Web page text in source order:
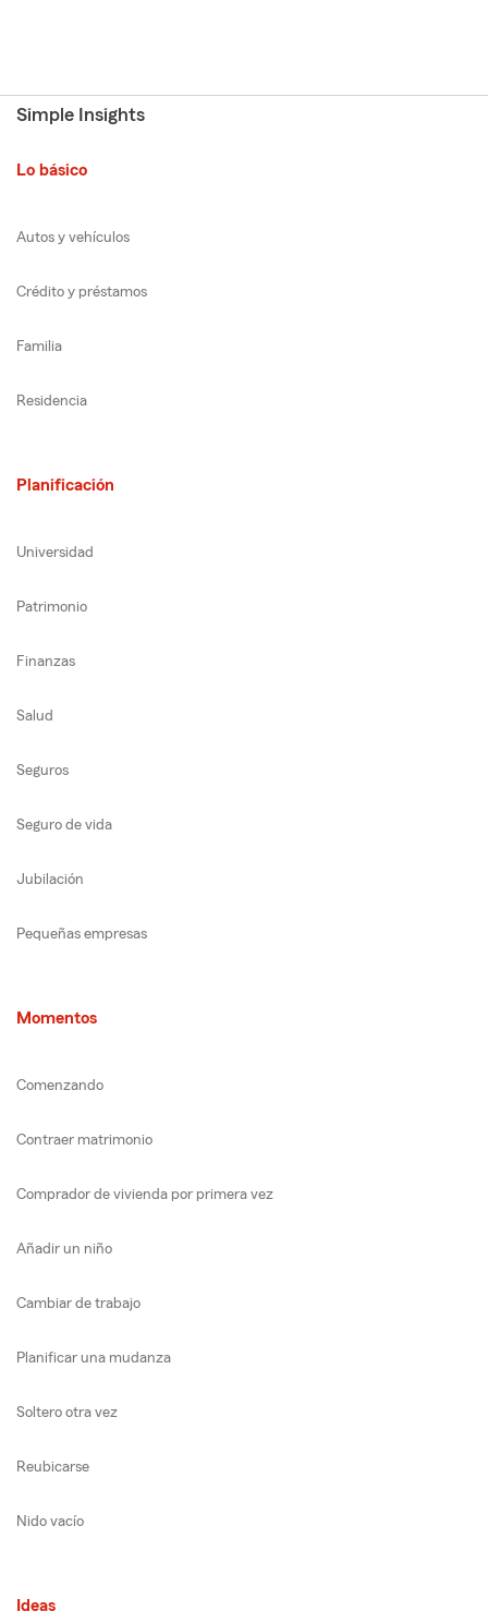
Simple Insights
Lo básico
Autos y vehículos
Crédito y préstamos
Familia
Residencia
Planificación
Universidad
Patrimonio
Finanzas
Salud
Seguros
Seguro de vida
Jubilación
Pequeñas empresas
Momentos
Comenzando
Contraer matrimonio
Comprador de vivienda por primera vez
Añadir un niño
Cambiar de trabajo
Planificar una mudanza
Soltero otra vez
Reubicarse
Nido vacío
Ideas